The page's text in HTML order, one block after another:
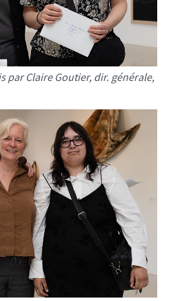
par Claire Goutier, dir. générale,